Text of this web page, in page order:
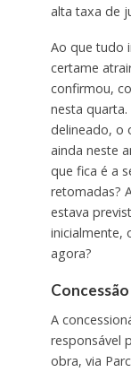
alta taxa de
Ao que tudo
certame
confirmou,
nesta
delineado, o
ainda neste
que fica é a
retomadas?
estava
inicialmente,
agora?
Concessão
A
responsável
obra, via